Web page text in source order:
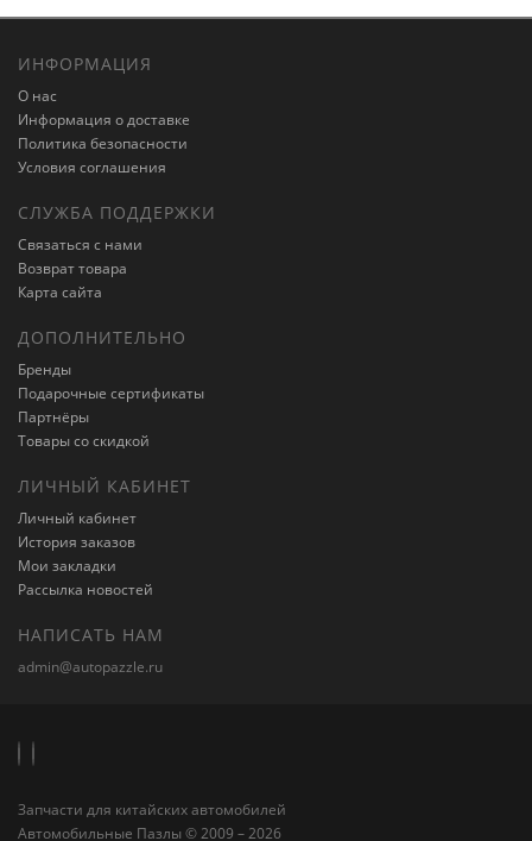
ИНФОРМАЦИЯ
О нас
Информация о доставке
Политика безопасности
Условия соглашения
СЛУЖБА ПОДДЕРЖКИ
Связаться с нами
Возврат товара
Карта сайта
ДОПОЛНИТЕЛЬНО
Бренды
Подарочные сертификаты
Партнёры
Товары со скидкой
ЛИЧНЫЙ КАБИНЕТ
Личный кабинет
История заказов
Мои закладки
Рассылка новостей
НАПИСАТЬ НАМ
admin@autopazzle.ru
Запчасти для китайских автомобилей
Автомобильные Пазлы © 2009 – 2026